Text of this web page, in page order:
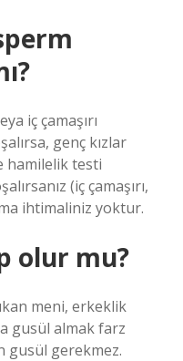
iç çamaşırı
genç kızlar
hamilelik testi
(iç çamaşırı,
ihtimaliniz yoktur.
olur mu?
meni, erkeklik
gusül almak farz
gusül gerekmez.